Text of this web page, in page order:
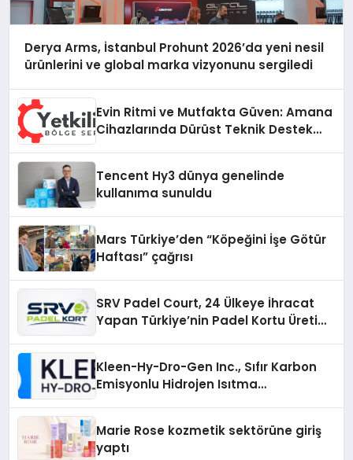
Derya Arms, İstanbul Prohunt 2026’da yeni nesil
ürünlerini ve global marka vizyonunu sergiledi
Evin Ritmi ve Mutfakta Güven: Amana
Cihazlarında Dürüst Teknik Destek
Tencent Hy3 dünya genelinde
kullanıma sunuldu
Mars Türkiye’den “Köpeğini İşe Götür
Haftası” çağrısı
SRV Padel Court, 24 Ülkeye İhracat
Yapan Türkiye’nin Padel Kortu Üretim
Kleen-Hy-Dro-Gen Inc., Sıfır Karbon
Emisyonlu Hidrojen Isıtma
Marie Rose kozmetik sektörüne giriş
yaptı